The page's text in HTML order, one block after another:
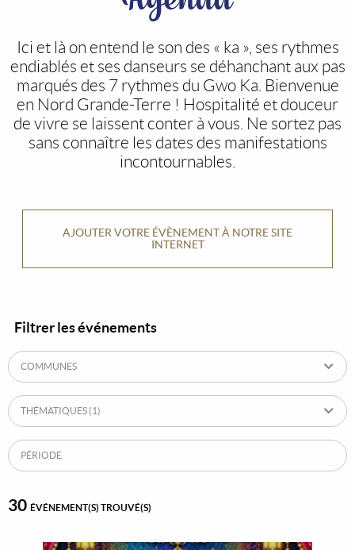
Ici et là on entend le son des « ka », ses rythmes
endiablés et ses danseurs se déhanchant aux pas
marqués des 7 rythmes du Gwo Ka. Bienvenue
en Nord Grande-Terre ! Hospitalité et douceur
de vivre se laissent conter à vous. Ne sortez pas
sans connaître les dates des manifestations
incontournables.
AJOUTER VOTRE ÉVÈNEMENT À NOTRE SITE
INTERNET
Filtrer les événements
COMMUNES
THÉMATIQUES (1)
PÉRIODE
30 ÉVÉNEMENT(S) TROUVÉ(S)